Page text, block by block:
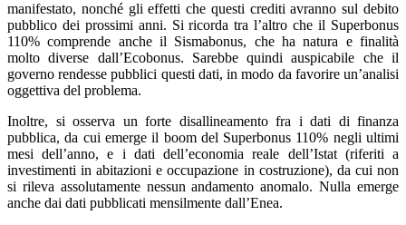
manifestato, nonché gli effetti che questi crediti avranno sul debito
pubblico dei prossimi anni. Si ricorda tra l’altro che il Superbonus
110% comprende anche il Sismabonus, che ha natura e finalità
molto diverse dall’Ecobonus. Sarebbe quindi auspicabile che il
governo rendesse pubblici questi dati, in modo da favorire un’analisi
oggettiva del problema.
Inoltre, si osserva un forte disallineamento fra i dati di finanza
pubblica, da cui emerge il boom del Superbonus 110% negli ultimi
mesi dell’anno, e i dati dell’economia reale dell’Istat (riferiti a
investimenti in abitazioni e occupazione in costruzione), da cui non
si rileva assolutamente nessun andamento anomalo. Nulla emerge
anche dai dati pubblicati mensilmente dall’Enea.